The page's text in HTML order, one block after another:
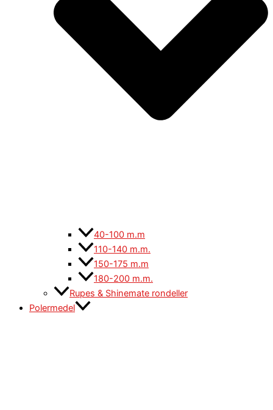
40-100 m.m
110-140 m.m.
150-175 m.m
180-200 m.m.
Rupes & Shinemate rondeller
Polermedel